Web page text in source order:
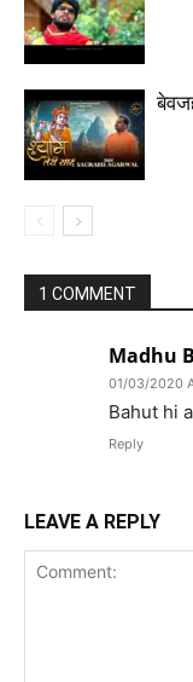
1 COMMENT
Madhu
01/03/2020
Bahut hi
Reply
LEAVE A REPLY